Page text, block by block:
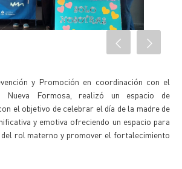
y Promoción en coordinación con el
Nueva Formosa, realizó un espacio de
el objetivo de celebrar el día de la madre de
y emotiva ofreciendo un espacio para
rol materno y promover el fortalecimiento